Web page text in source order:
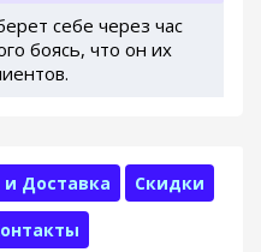
себе через час
боясь, что он их
и Доставка Скидки